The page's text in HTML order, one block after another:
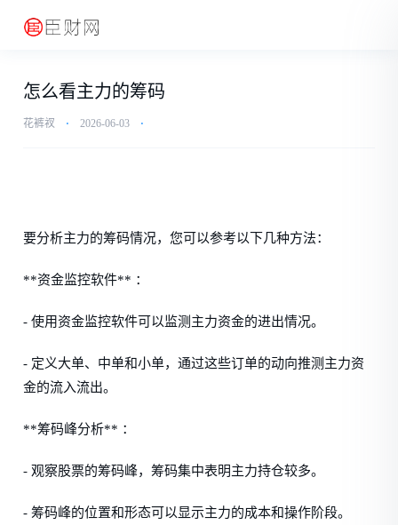
怎么看主力的筹码
花裤衩 ⋅ 2026-06-03 ⋅
要分析主力的筹码情况，您可以参考以下几种方法：
**资金监控软件** ：
- 使用资金监控软件可以监测主力资金的进出情况。
- 定义大单、中单和小单，通过这些订单的动向推测主力资
金的流入流出。
**筹码峰分析** ：
- 观察股票的筹码峰，筹码集中表明主力持仓较多。
- 筹码峰的位置和形态可以显示主力的成本和操作阶段。